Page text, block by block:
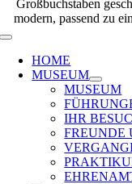
Toggle
Navigation
HOME
MUSEUM
MUSEUM
IHR
FREUNDE